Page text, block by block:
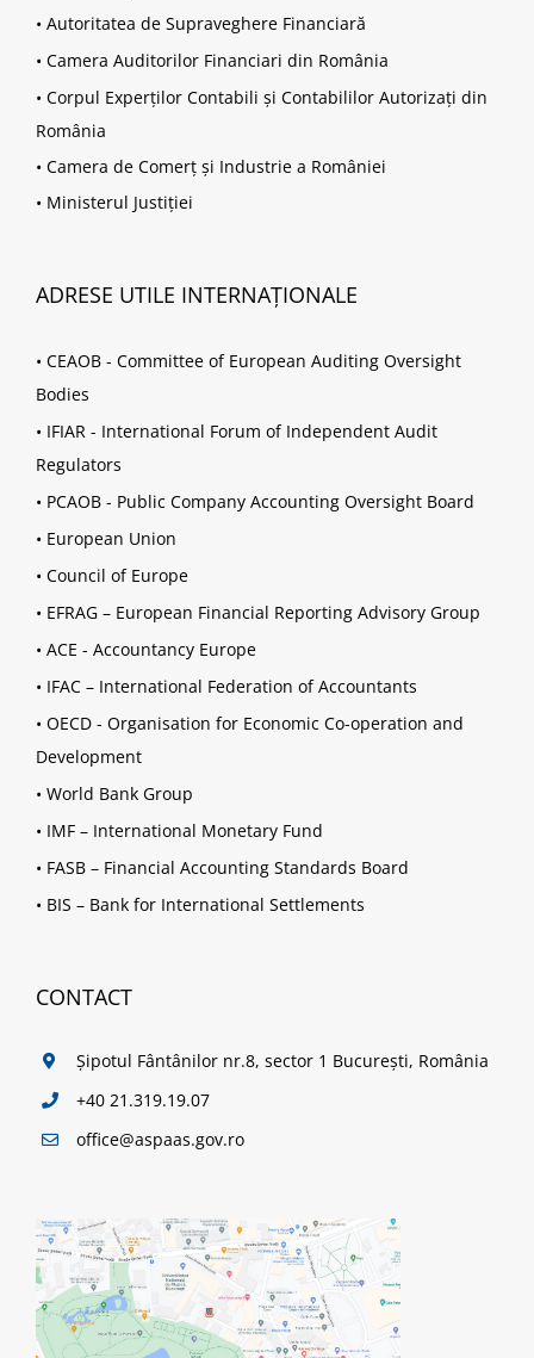
• Autoritatea de Supraveghere Financiară
• Camera Auditorilor Financiari din România
• Corpul Experților Contabili și Contabililor Autorizați din
România
• Camera de Comerț și Industrie a României
• Ministerul Justiției
ADRESE UTILE INTERNAȚIONALE
• CEAOB - Committee of European Auditing Oversight
Bodies
• IFIAR - International Forum of Independent Audit
Regulators
• PCAOB - Public Company Accounting Oversight Board
• European Union
• Council of Europe
• EFRAG – European Financial Reporting Advisory Group
• ACE - Accountancy Europe
• IFAC – International Federation of Accountants
• OECD - Organisation for Economic Co-operation and
Development
• World Bank Group
• IMF – International Monetary Fund
• FASB – Financial Accounting Standards Board
• BIS – Bank for International Settlements
CONTACT
Șipotul Fântânilor nr.8, sector 1 București, România
+40 21.319.19.07
office@aspaas.gov.ro